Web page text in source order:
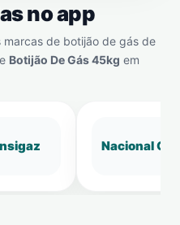
no app
de botijão de gás de
Botijão De Gás 45kg em
Nacional Gás